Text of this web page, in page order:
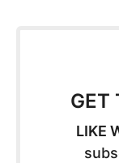
GET
LIKE